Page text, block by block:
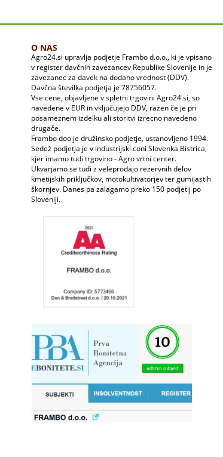
O NAS
Agro24.si upravlja podjetje Frambo d.o.o., ki je vpisano
v register davčnih zavezancev Republike Slovenije in je
zavezanec za davek na dodano vrednost (DDV).
Davčna številka podjetja je 78756057.
Vse cene, objavljene v spletni trgovini Agro24.si, so
navedene v EUR in vključujejo DDV, razen če je pri
posameznem izdelku ali storitvi izrecno navedeno
drugače.
Frambo doo je družinsko podjetje, ustanovljeno 1994.
Sedež podjetja je v industrijski coni Slovenka Bistrica,
kjer imamo tudi trgovino - Agro vrtni center.
Ukvarjamo se tudi z veleprodajo rezervnih delov
kmetijskih priključkov, motokultivatorjev ter gumijastih
škornjev. Danes pa zalagamo preko 150 podjetij po
Sloveniji.